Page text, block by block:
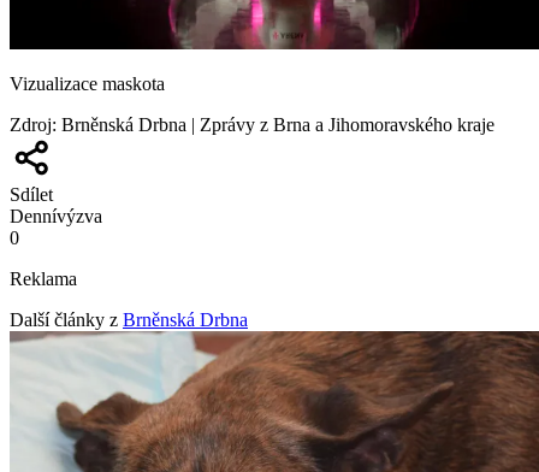
Vizualizace maskota
Zdroj: Brněnská Drbna | Zprávy z Brna a Jihomoravského kraje
Sdílet
Dennívýzva
0
Reklama
Další články z Brněnská Drbna